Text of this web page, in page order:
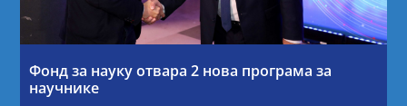
Фонд за науку отвара 2 нова програма за
научнике